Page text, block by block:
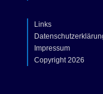
Links
Impressum
Copyright 2026